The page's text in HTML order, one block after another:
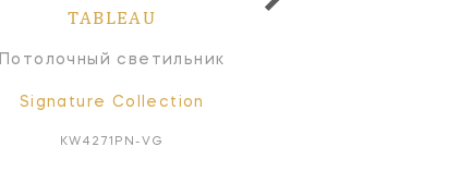
TABLEAU
Потолочный светильник
Signature Collection
KW4271PN-VG